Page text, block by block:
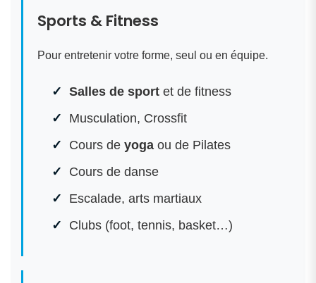
Sports & Fitness
Pour entretenir votre forme, seul ou en équipe.
Salles de sport et de fitness
Musculation, Crossfit
Cours de yoga ou de Pilates
Cours de danse
Escalade, arts martiaux
Clubs (foot, tennis, basket…)